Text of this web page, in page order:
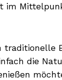
im
traditionelle
die